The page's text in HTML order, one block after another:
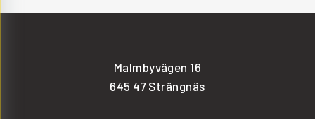
Malmbyvägen 16
645 47 Strängnäs